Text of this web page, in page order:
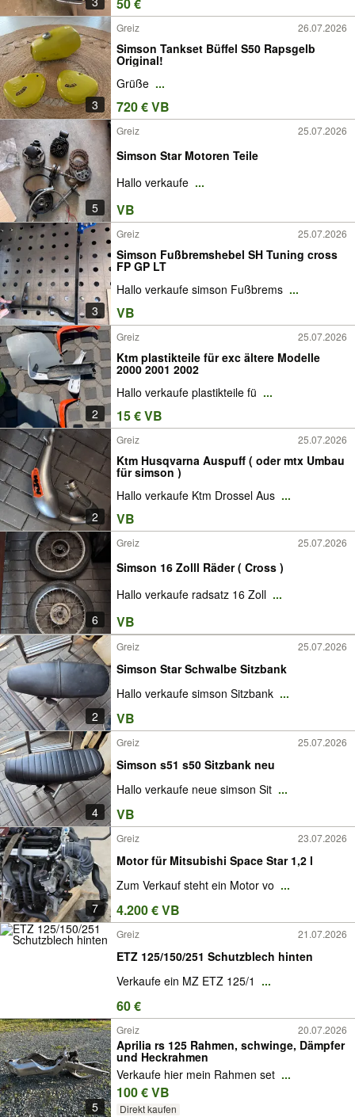
3
Greiz 26.07.2026
Simson Tankset Büffel S50 Rapsgelb
Original!
Grüße ...
720 € VB
5
Greiz 25.07.2026
Simson Star Motoren Teile
Hallo verkaufe ...
VB
3
Greiz 25.07.2026
Simson Fußbremshebel SH Tuning cross
FP GP LT
Hallo verkaufe simson Fußbrems ...
VB
2
Greiz 25.07.2026
Ktm plastikteile für exc ältere Modelle
2000 2001 2002
Hallo verkaufe plastikteile fü ...
15 € VB
2
Greiz 25.07.2026
Ktm Husqvarna Auspuff ( oder mtx Umbau
für simson )
Hallo verkaufe Ktm Drossel Aus ...
VB
6
Greiz 25.07.2026
Simson 16 Zolll Räder ( Cross )
Hallo verkaufe radsatz 16 Zoll ...
VB
2
Greiz 25.07.2026
Simson Star Schwalbe Sitzbank
Hallo verkaufe simson Sitzbank ...
VB
4
Greiz 25.07.2026
Simson s51 s50 Sitzbank neu
Hallo verkaufe neue simson Sit ...
VB
7
Greiz 23.07.2026
Motor für Mitsubishi Space Star 1,2 l
Zum Verkauf steht ein Motor vo ...
4.200 € VB
Greiz 21.07.2026
ETZ 125/150/251 Schutzblech hinten
Verkaufe ein MZ ETZ 125/1 ...
60 €
5
Greiz 20.07.2026
Aprilia rs 125 Rahmen, schwinge, Dämpfer
und Heckrahmen
Verkaufe hier mein Rahmen set ...
100 € VB
Direkt kaufen